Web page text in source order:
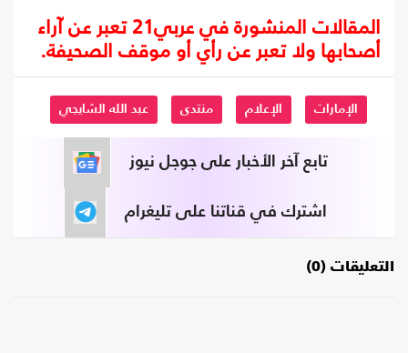
المقالات المنشورة في عربي21 تعبر عن آراء
أصحابها ولا تعبر عن رأي أو موقف الصحيفة.
الإمارات الإعلام منتدى عبد الله الشايجي
تابع آخر الأخبار على جوجل نيوز
اشترك في قناتنا على تليغرام
التعليقات (0)